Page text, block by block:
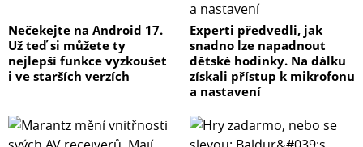
Nečekejte na Android 17.
Už teď si můžete ty
nejlepší funkce vyzkoušet
i ve starších verzích
Experti předvedli, jak
snadno lze napadnout
dětské hodinky. Na dálku
získali přístup k mikrofonu
a nastavení